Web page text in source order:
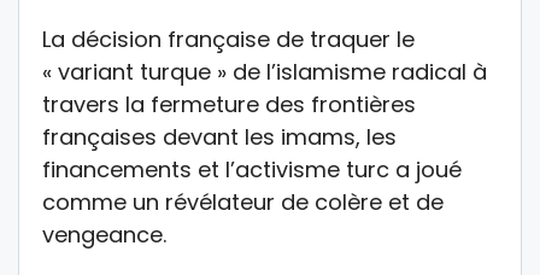
La décision française de traquer le
« variant turque » de l’islamisme radical à
travers la fermeture des frontières
françaises devant les imams, les
financements et l’activisme turc a joué
comme un révélateur de colère et de
vengeance.